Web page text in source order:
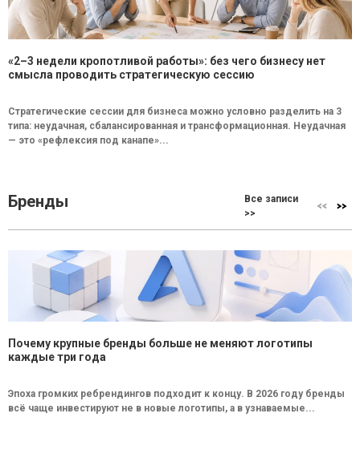
«2–3 недели кропотливой работы»: без чего бизнесу нет
смысла проводить стратегическую сессию
Стратегические сессии для бизнеса можно условно разделить на 3
типа: неудачная, сбалансированная и трансформационная. Неудачная
— это «рефлексия под канапе»...
Бренды
Все записи
>>
Почему крупные бренды больше не меняют логотипы
каждые три года
Эпоха громких ребрендингов подходит к концу. В 2026 году бренды
всё чаще инвестируют не в новые логотипы, а в узнаваемые...